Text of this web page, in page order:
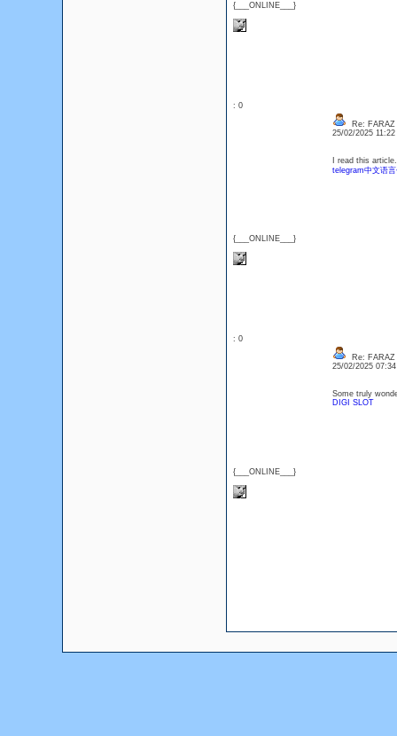
{___ONLINE___}
: 0
{___ONLINE___}
Re: FARAZ
25/02/2025
I read this
telegram中文语言
: 0
{___ONLINE___}
Re: FARAZ
25/02/2025
Some truly
DIGI SLOT